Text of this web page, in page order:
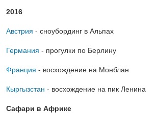
2016
Австрия - сноубординг в Альпах
Германия - прогулки по Берлину
Франция - восхождение на Монблан
Кыргызстан - восхождение на пик Ленина
Сафари в Африке